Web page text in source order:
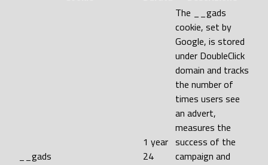
__gads
1 year
24
The __gads
cookie, set by
Google, is stored
under DoubleClick
domain and tracks
the number of
times users see
an advert,
measures the
success of the
campaign and